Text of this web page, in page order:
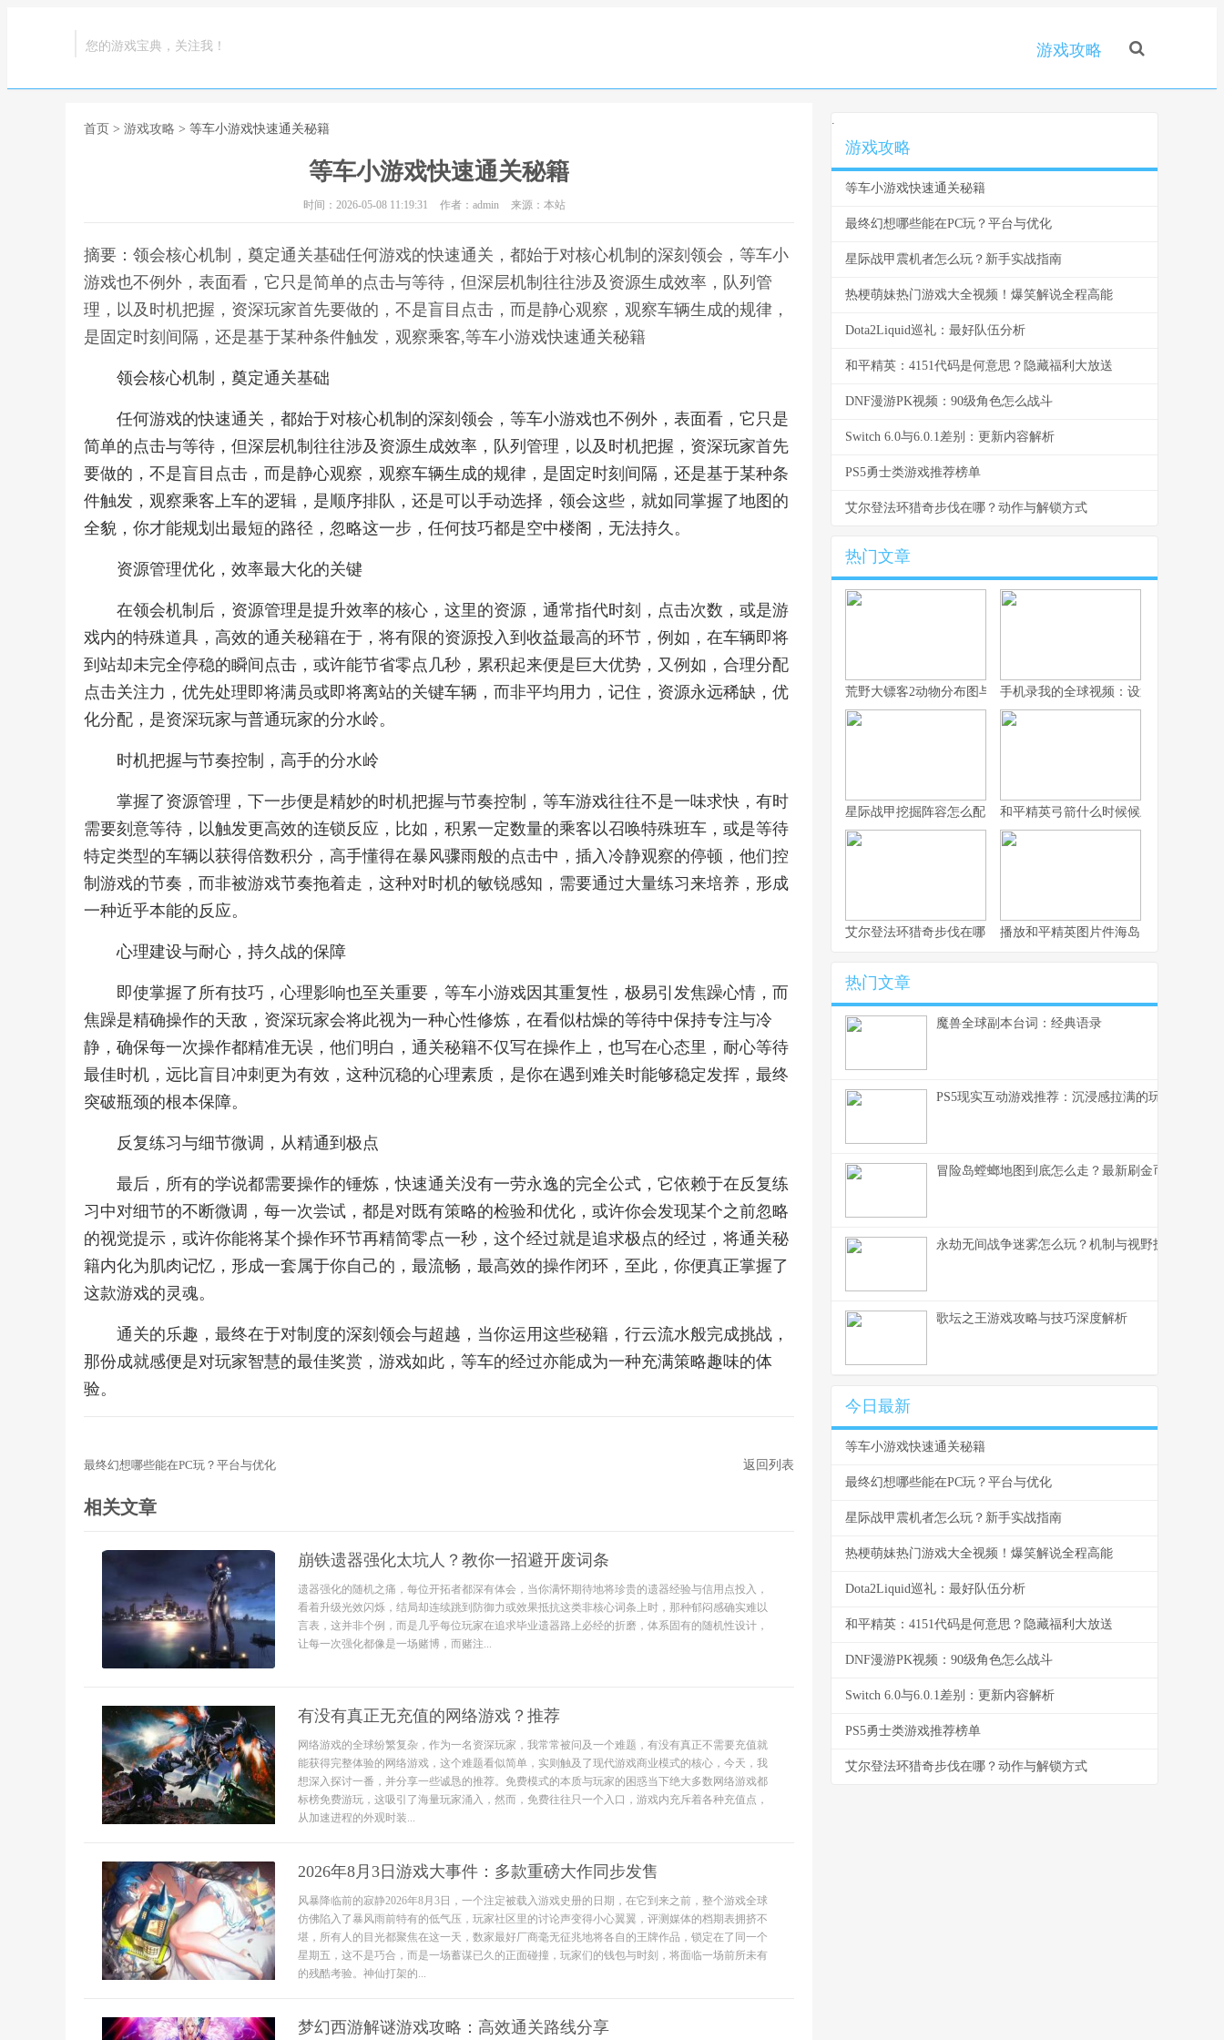
您的游戏宝典，关注我！ 游戏攻略
首页 > 游戏攻略 > 等车小游戏快速通关秘籍
等车小游戏快速通关秘籍
时间：2026-05-08 11:19:31 作者：admin 来源：本站
摘要：领会核心机制，奠定通关基础任何游戏的快速通关，都始于对核心机制的深刻领会，等车小
游戏也不例外，表面看，它只是简单的点击与等待，但深层机制往往涉及资源生成效率，队列管
理，以及时机把握，资深玩家首先要做的，不是盲目点击，而是静心观察，观察车辆生成的规律，
是固定时刻间隔，还是基于某种条件触发，观察乘客,等车小游戏快速通关秘籍
领会核心机制，奠定通关基础
任何游戏的快速通关，都始于对核心机制的深刻领会，等车小游戏也不例外，表面看，它只是
简单的点击与等待，但深层机制往往涉及资源生成效率，队列管理，以及时机把握，资深玩家首先
要做的，不是盲目点击，而是静心观察，观察车辆生成的规律，是固定时刻间隔，还是基于某种条
件触发，观察乘客上车的逻辑，是顺序排队，还是可以手动选择，领会这些，就如同掌握了地图的
全貌，你才能规划出最短的路径，忽略这一步，任何技巧都是空中楼阁，无法持久。
资源管理优化，效率最大化的关键
在领会机制后，资源管理是提升效率的核心，这里的资源，通常指代时刻，点击次数，或是游
戏内的特殊道具，高效的通关秘籍在于，将有限的资源投入到收益最高的环节，例如，在车辆即将
到站却未完全停稳的瞬间点击，或许能节省零点几秒，累积起来便是巨大优势，又例如，合理分配
点击关注力，优先处理即将满员或即将离站的关键车辆，而非平均用力，记住，资源永远稀缺，优
化分配，是资深玩家与普通玩家的分水岭。
时机把握与节奏控制，高手的分水岭
掌握了资源管理，下一步便是精妙的时机把握与节奏控制，等车游戏往往不是一味求快，有时
需要刻意等待，以触发更高效的连锁反应，比如，积累一定数量的乘客以召唤特殊班车，或是等待
特定类型的车辆以获得倍数积分，高手懂得在暴风骤雨般的点击中，插入冷静观察的停顿，他们控
制游戏的节奏，而非被游戏节奏拖着走，这种对时机的敏锐感知，需要通过大量练习来培养，形成
一种近乎本能的反应。
心理建设与耐心，持久战的保障
即使掌握了所有技巧，心理影响也至关重要，等车小游戏因其重复性，极易引发焦躁心情，而
焦躁是精确操作的天敌，资深玩家会将此视为一种心性修炼，在看似枯燥的等待中保持专注与冷
静，确保每一次操作都精准无误，他们明白，通关秘籍不仅写在操作上，也写在心态里，耐心等待
最佳时机，远比盲目冲刺更为有效，这种沉稳的心理素质，是你在遇到难关时能够稳定发挥，最终
突破瓶颈的根本保障。
反复练习与细节微调，从精通到极点
最后，所有的学说都需要操作的锤炼，快速通关没有一劳永逸的完全公式，它依赖于在反复练
习中对细节的不断微调，每一次尝试，都是对既有策略的检验和优化，或许你会发现某个之前忽略
的视觉提示，或许你能将某个操作环节再精简零点一秒，这个经过就是追求极点的经过，将通关秘
籍内化为肌肉记忆，形成一套属于你自己的，最流畅，最高效的操作闭环，至此，你便真正掌握了
这款游戏的灵魂。
通关的乐趣，最终在于对制度的深刻领会与超越，当你运用这些秘籍，行云流水般完成挑战，
那份成就感便是对玩家智慧的最佳奖赏，游戏如此，等车的经过亦能成为一种充满策略趣味的体
验。
最终幻想哪些能在PC玩？平台与优化 返回列表
相关文章
崩铁遗器强化太坑人？教你一招避开废词条
遗器强化的随机之痛，每位开拓者都深有体会，当你满怀期待地将珍贵的遗器经验与信用点投入，
看着升级光效闪烁，结局却连续跳到防御力或效果抵抗这类非核心词条上时，那种郁闷感确实难以
言表，这并非个例，而是几乎每位玩家在追求毕业遗器路上必经的折磨，体系固有的随机性设计，
让每一次强化都像是一场赌博，而赌注...
有没有真正无充值的网络游戏？推荐
网络游戏的全球纷繁复杂，作为一名资深玩家，我常常被问及一个难题，有没有真正不需要充值就
能获得完整体验的网络游戏，这个难题看似简单，实则触及了现代游戏商业模式的核心，今天，我
想深入探讨一番，并分享一些诚恳的推荐。免费模式的本质与玩家的困惑当下绝大多数网络游戏都
标榜免费游玩，这吸引了海量玩家涌入，然而，免费往往只一个入口，游戏内充斥着各种充值点，
从加速进程的外观时装...
2026年8月3日游戏大事件：多款重磅大作同步发售
风暴降临前的寂静2026年8月3日，一个注定被载入游戏史册的日期，在它到来之前，整个游戏全球
仿佛陷入了暴风雨前特有的低气压，玩家社区里的讨论声变得小心翼翼，评测媒体的档期表拥挤不
堪，所有人的目光都聚焦在这一天，数家最好厂商毫无征兆地将各自的王牌作品，锁定在了同一个
星期五，这不是巧合，而是一场蓄谋已久的正面碰撞，玩家们的钱包与时刻，将面临一场前所未有
的残酷考验。神仙打架的...
梦幻西游解谜游戏攻略：高效通关路线分享
.
游戏攻略
等车小游戏快速通关秘籍
最终幻想哪些能在PC玩？平台与优化
星际战甲震机者怎么玩？新手实战指南
热梗萌妹热门游戏大全视频！爆笑解说全程高能
Dota2Liquid巡礼：最好队伍分析
和平精英：4151代码是何意思？隐藏福利大放送
DNF漫游PK视频：90级角色怎么战斗
Switch 6.0与6.0.1差别：更新内容解析
PS5勇士类游戏推荐榜单
艾尔登法环猎奇步伐在哪？动作与解锁方式
热门文章
荒野大镖客2动物分布图与沉浸式狩猎之旅手机录我的全球视频：设置与剪辑
星际战甲挖掘阵容怎么配？单人到四人和平精英弓箭什么时候候上线？最新爆
艾尔登法环猎奇步伐在哪？动作与解锁方式播放和平精英图片件海岛：活动截图大
热门文章
魔兽全球副本台词：经典语录
PS5现实互动游戏推荐：沉浸感拉满的玩法清单
冒险岛螳螂地图到底怎么走？最新刷金币必看练级
永劫无间战争迷雾怎么玩？机制与视野技巧
歌坛之王游戏攻略与技巧深度解析
今日最新
等车小游戏快速通关秘籍
最终幻想哪些能在PC玩？平台与优化
星际战甲震机者怎么玩？新手实战指南
热梗萌妹热门游戏大全视频！爆笑解说全程高能
Dota2Liquid巡礼：最好队伍分析
和平精英：4151代码是何意思？隐藏福利大放送
DNF漫游PK视频：90级角色怎么战斗
Switch 6.0与6.0.1差别：更新内容解析
PS5勇士类游戏推荐榜单
艾尔登法环猎奇步伐在哪？动作与解锁方式